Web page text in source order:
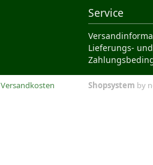
Service
Lieferungs- und
Versandkosten Shopsystem by